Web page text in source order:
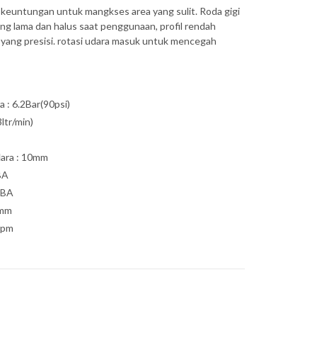
untuk mangkses area yang sulit. Roda gigi
lama dan halus saat penggunaan, profil rendah
presisi. rotasi udara masuk untuk mencegah
: 6.2Bar(90psi)
min)
: 10mm